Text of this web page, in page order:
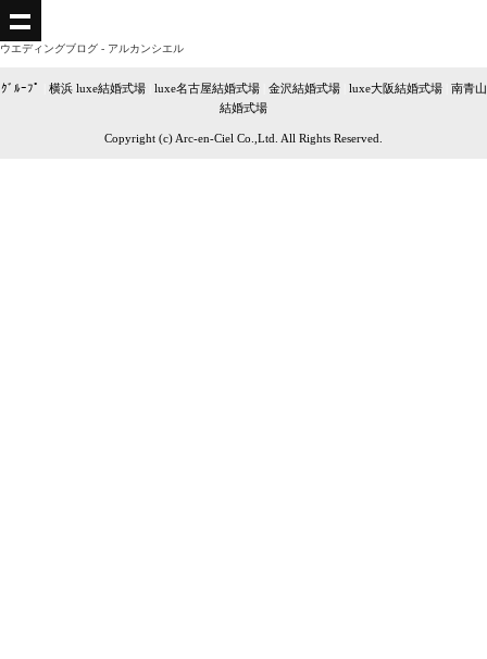
ウエディングブログ - アルカンシエル
ｸﾞﾙｰﾌﾟ 横浜 luxe結婚式場| luxe名古屋結婚式場 金沢結婚式場| luxe大阪結婚式場| 南青山
結婚式場
Copyright (c) Arc-en-Ciel Co.,Ltd. All Rights Reserved.